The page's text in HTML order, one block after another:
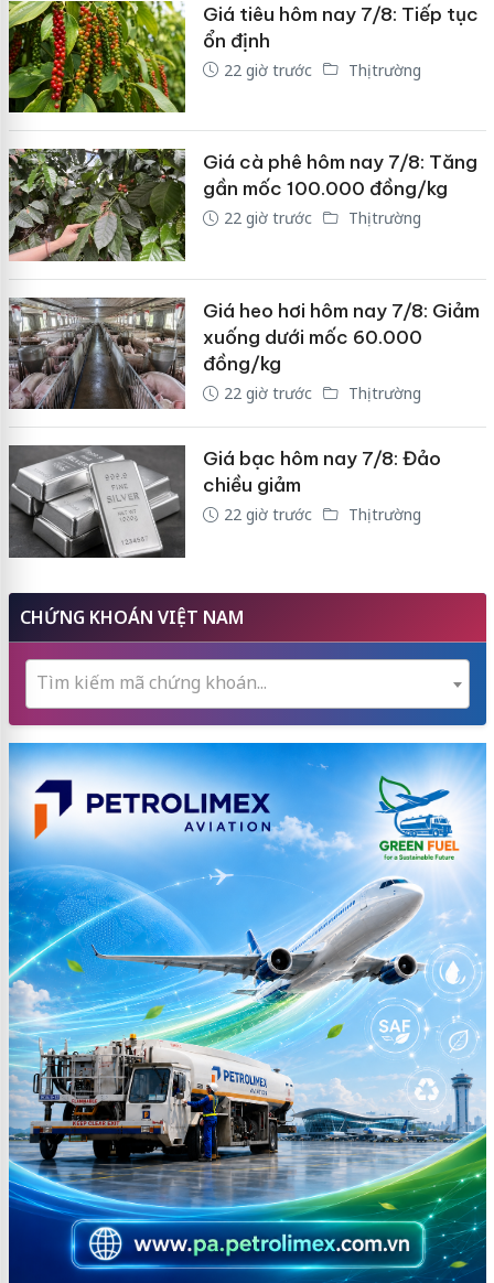
Giá tiêu hôm nay 7/8: Tiếp tục
ổn định
22 giờ trước Thị trường
Giá cà phê hôm nay 7/8: Tăng
gần mốc 100.000 đồng/kg
22 giờ trước Thị trường
Giá heo hơi hôm nay 7/8: Giảm
xuống dưới mốc 60.000
đồng/kg
22 giờ trước Thị trường
Giá bạc hôm nay 7/8: Đảo
chiều giảm
22 giờ trước Thị trường
CHỨNG KHOÁN VIỆT NAM
Tìm kiếm mã chứng khoán...